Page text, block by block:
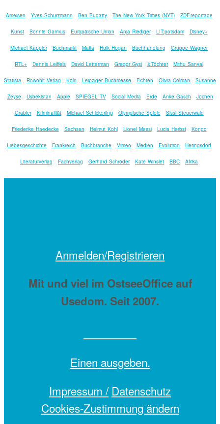
Ameisen Yves Schurzmann Ben Bugatty The New York Times (NYT) ZDF.reportage
Kunst Bonnie Garmus Europäische Union Anja Riediger LIT:potsdam Disney+
Michael Kappler Buchmarkt Mafia Hulk Hogan Buchhandlung Gruppe Wagner
RTL+ Dennis Leiffels David Letterman Gregor Gysi &Töchter Mithu Sanyal
Statista Rowohlt Verlag Köln Leipziger Buchmesse Fichten Olivia Colman Susanne
Zeyse Usbekistan Apple SPIEGEL TV Social Media Erde Anke Gasch Jochen
Grabler Kriminalität Michael Schickerling Olympische Spiele Sissi Steuerwald
Friederike Haedecke Sachsen Helmut Kohl Lionel Messi Lucia Herbst Kongo
Liebesgeschichte Frankreich Buchbranche Vimeo Medien Evolution Heringsdorf
Literaturverlag Fachverlag Gerhard Schröder Kate Winslet BBC Afrika
Anmelden/Registrieren
Mit und viel im OstseeOffice auf
Usedom. Seit 2007.
Einen ausgeben.
Impressum / Datenschutz
Cookies-Zustimmung ändern